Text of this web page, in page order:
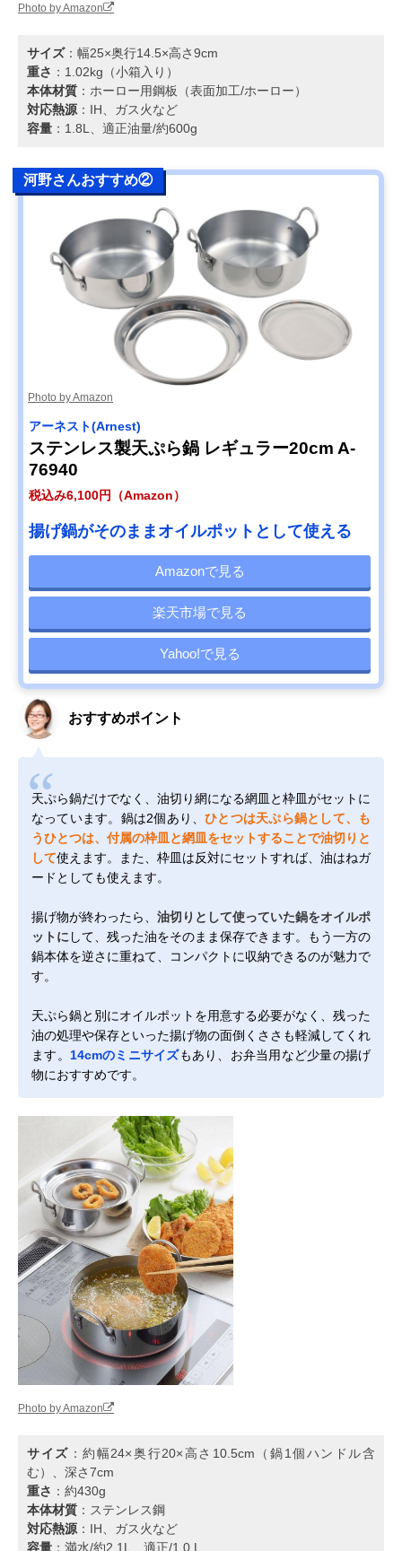
Photo by Amazon
サイズ：幅25×奥行14.5×高さ9cm
重さ ：1.02kg（小箱入り）
本体材質 ：ホーロー用鋼板（表面加工/ホーロー）
対応熱源 ：IH、ガス火など
容量 ：1.8L、適正油量/約600g
河野さんおすすめ②
Photo by Amazon
アーネスト(Arnest)
ステンレス製天ぷら鍋 レギュラー20cm A-
76940
税込み6,100円（Amazon）
揚げ鍋がそのままオイルポットとして使える
Amazonで見る
楽天市場で見る
Yahoo!で見る
おすすめポイント
天ぷら鍋だけでなく、油切り網になる網皿と枠皿がセットに
なっています。鍋は2個あり、ひとつは天ぷら鍋として、も
うひとつは、付属の枠皿と網皿をセットすることで油切りと
して使えます。また、枠皿は反対にセットすれば、油はねガ
ードとしても使えます。
揚げ物が終わったら、 油切りとして使っていた鍋をオイルポ
ットに して、残った油をそのまま保存できます。もう一方の
鍋本体を逆さに重ねて、コンパクトに収納できるのが魅力で
す。
天ぷら鍋と別にオイルポットを用意する必要がなく、残った
油の処理や保存といった揚げ物の面倒くささも軽減してくれ
ます。 14cmのミニサイズもあり、お弁当用など少量の揚げ
物におすすめです。
Photo by Amazon
サイズ ：約幅24×奥行20×高さ10.5cm（鍋1個ハンドル含
む）、深さ7cm
重さ ：約430g
本体材質 ：ステンレス鋼
対応熱源 ：IH、ガス火など
容量 ：満水/約2.1L、適正/1.0 L